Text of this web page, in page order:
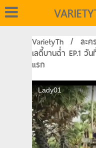
VarietyTh / ละ
เลดี้บานฉ่ำ EP.1
แรก